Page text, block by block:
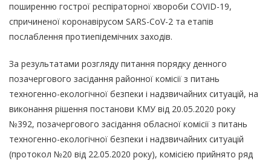
поширенню гострої респіраторної хвороби COVID-19,
спричиненої коронавірусом SARS-CoV-2 та етапів
послаблення протиепідемічних заходів.
За результатами розгляду питання порядку денного
позачергового засідання районної комісії з питань
техногенно-екологічної безпеки і надзвичайних ситуацій, на
виконання рішення постанови КМУ від 20.05.2020 року
№392, позачергового засідання обласної комісії з питань
техногенно-екологічної безпеки і надзвичайних ситуацій
(протокол №20 від 22.05.2020 року), комісією прийнято ряд